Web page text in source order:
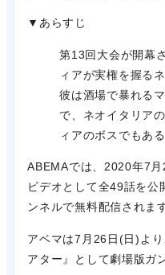
▼あらすじ
第13回大会が開幕
ィアが実権を握る
彼は酒場で暴れる
で、ネオイタリア
ィアのボスでもあ
ABEMAでは、2020年7
ビデオとして全49話を
ンネルで無料配信されま
アベマは7月26日(日)よ
アター』として劇場版ガ